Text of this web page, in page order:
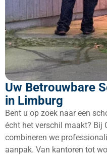
Uw Betrouwbare
in Limburg
Bent u op zoek naar een
écht het verschil maakt? Bij
combineren we
aanpak. Van kantoren tot